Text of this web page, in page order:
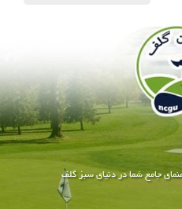
جامع شما در دنیای سبز گلف